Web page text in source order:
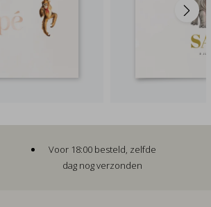
Voor 18:00 besteld, zelfde
dag nog verzonden